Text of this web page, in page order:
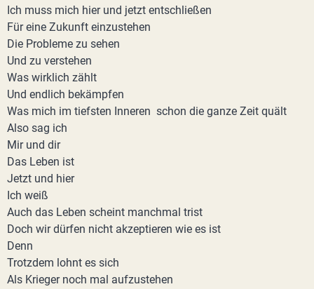
Ich muss mich hier und jetzt entschließen
Für eine Zukunft einzustehen
Die Probleme zu sehen
Und zu verstehen
Was wirklich zählt
Und endlich bekämpfen
Was mich im tiefsten Inneren schon die ganze Zeit quält
Also sag ich
Mir und dir
Das Leben ist
Jetzt und hier
Ich weiß
Auch das Leben scheint manchmal trist
Doch wir dürfen nicht akzeptieren wie es ist
Denn
Trotzdem lohnt es sich
Als Krieger noch mal aufzustehen